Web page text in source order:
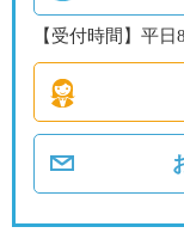
【受付時間】平日